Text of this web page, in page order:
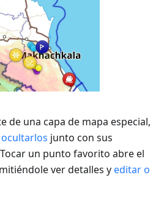
de una capa de mapa especial,
junto con sus
un punto favorito abre el
ver detalles y editar o